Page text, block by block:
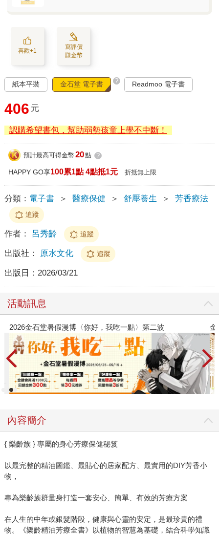
喜歡+1
寫評價
賺金幣
紙本平裝 金石堂 電子書 ? Readmoo 電子書
406 元
認購希望書包，幫助弱勢孩童上學不中斷！
預計最高可得金幣 20點 ?
HAPPY GO享100累1點 4點抵1元 折抵無上限
分類： 電子書 ＞ 醫療保健 ＞ 舒壓養生 ＞ 芳香療法
追蹤
作者： 呂秀齡 追蹤
出版社： 原水文化 追蹤
出版日： 2026/03/21
活動訊息
2026金石堂暑假漫博〈你好，我吃一點〉第二波 金
內容簡介
{ 樂齡族 } 專屬的身心芳療保健秘笈
以最完整的精油圖鑑、最貼心的居家配方、最實用的DIY芳香小
物，
專為樂齡族群量身打造一套安心、簡單、有效的芳療方案
在人生的中年或銀髮階段，健康與心靈的安定，是最珍貴的禮
物。《樂齡精油芳療全書》以植物的智慧為基礎，結合科學知識